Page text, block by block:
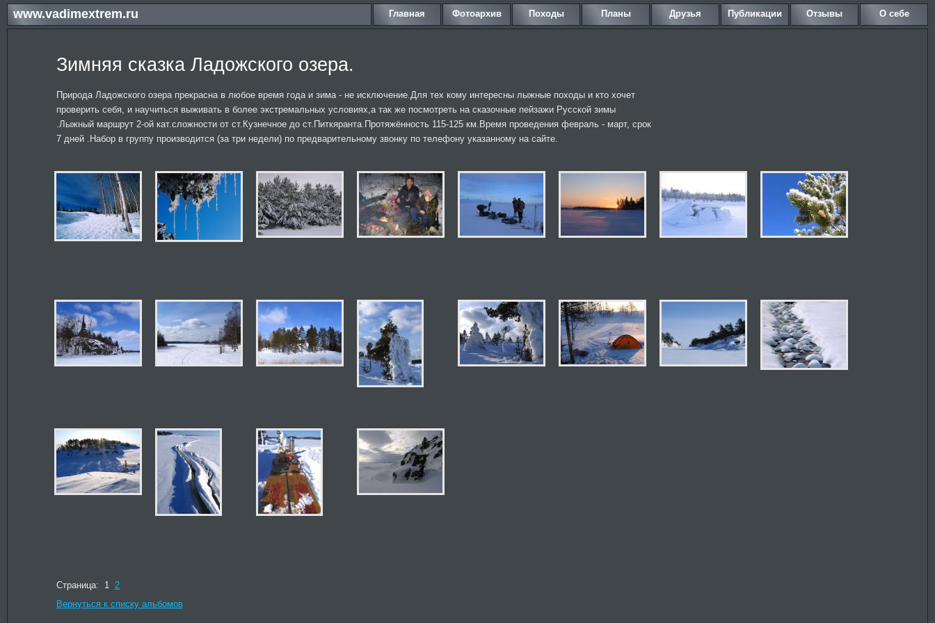
www.vadimextrem.ru Главная Фотоархив Походы Планы Друзья Публикации Отзывы О себе
Зимняя сказка Ладожского озера.
Природа Ладожского озера прекрасна в любое время года и зима - не исключение.Для тех кому интересны лыжные походы и кто хочет
проверить себя, и научиться выживать в более экстремальных условиях,а так же посмотреть на сказочные пейзажи Русской зимы
.Лыжный маршрут 2-ой кат.сложности от ст.Кузнечное до ст.Питкяранта.Протяжённость 115-125 км.Время проведения февраль - март, срок
7 дней .Набор в группу производится (за три недели) по предварительному звонку по телефону указанному на сайте.
Страница: 1 2
Вернуться к списку альбомов